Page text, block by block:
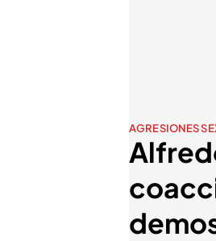
AGRESIONES